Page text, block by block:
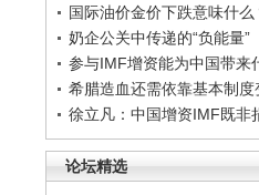
国际油价金价下跌意味什么
奶企公关中传递的“负能量”
参与IMF增资能为中国带来
希腊造血还需依靠基本制度
徐立凡：中国增资IMF既非
论坛精选